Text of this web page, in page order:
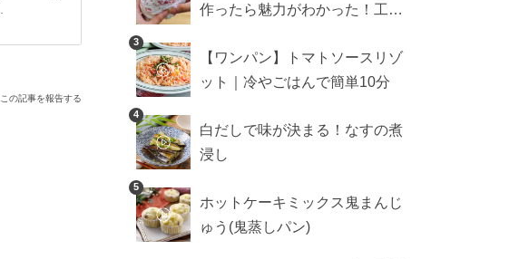
この記事を報告する
作ったら魅力がわかった！工程
3
【ワンパン】トマトソースリゾ
ット｜冷やごはんで簡単10分
4
白だしで味が決まる！なすの煮
浸し
5
ホットケーキミックス鬼まんじ
ゅう(鬼蒸しパン)